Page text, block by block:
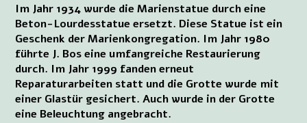
Im Jahr 1934 wurde die Marienstatue durch eine
Beton-Lourdesstatue ersetzt. Diese Statue ist ein
Geschenk der Marienkongregation. Im Jahr 1980
führte J. Bos eine umfangreiche Restaurierung
durch. Im Jahr 1999 fanden erneut
Reparaturarbeiten statt und die Grotte wurde mit
einer Glastür gesichert. Auch wurde in der Grotte
eine Beleuchtung angebracht.